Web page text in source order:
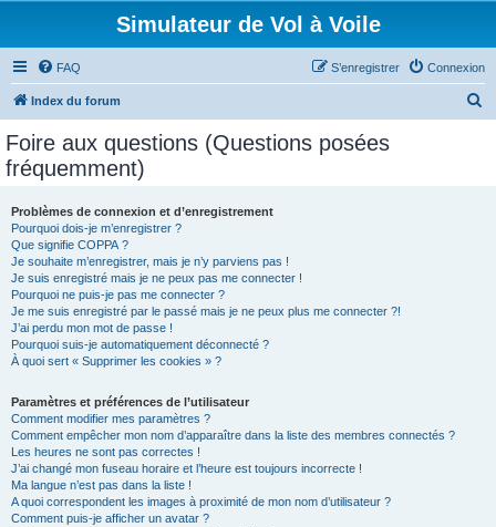
Simulateur de Vol à Voile
FAQ Connexion
S’enregistrer
Index du forum
Foire aux questions (Questions posées
fréquemment)
Problèmes de connexion et d’enregistrement
Pourquoi dois-je m’enregistrer ?
Que signifie COPPA ?
Je souhaite m’enregistrer, mais je n’y parviens pas !
Je suis enregistré mais je ne peux pas me connecter !
Pourquoi ne puis-je pas me connecter ?
Je me suis enregistré par le passé mais je ne peux plus me connecter ?!
J’ai perdu mon mot de passe !
Pourquoi suis-je automatiquement déconnecté ?
À quoi sert « Supprimer les cookies » ?
Paramètres et préférences de l’utilisateur
Comment modifier mes paramètres ?
Comment empêcher mon nom d’apparaître dans la liste des membres connectés ?
Les heures ne sont pas correctes !
J’ai changé mon fuseau horaire et l’heure est toujours incorrecte !
Ma langue n’est pas dans la liste !
A quoi correspondent les images à proximité de mon nom d’utilisateur ?
Comment puis-je afficher un avatar ?